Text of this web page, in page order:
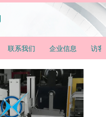
联系我们 企业信息 访客